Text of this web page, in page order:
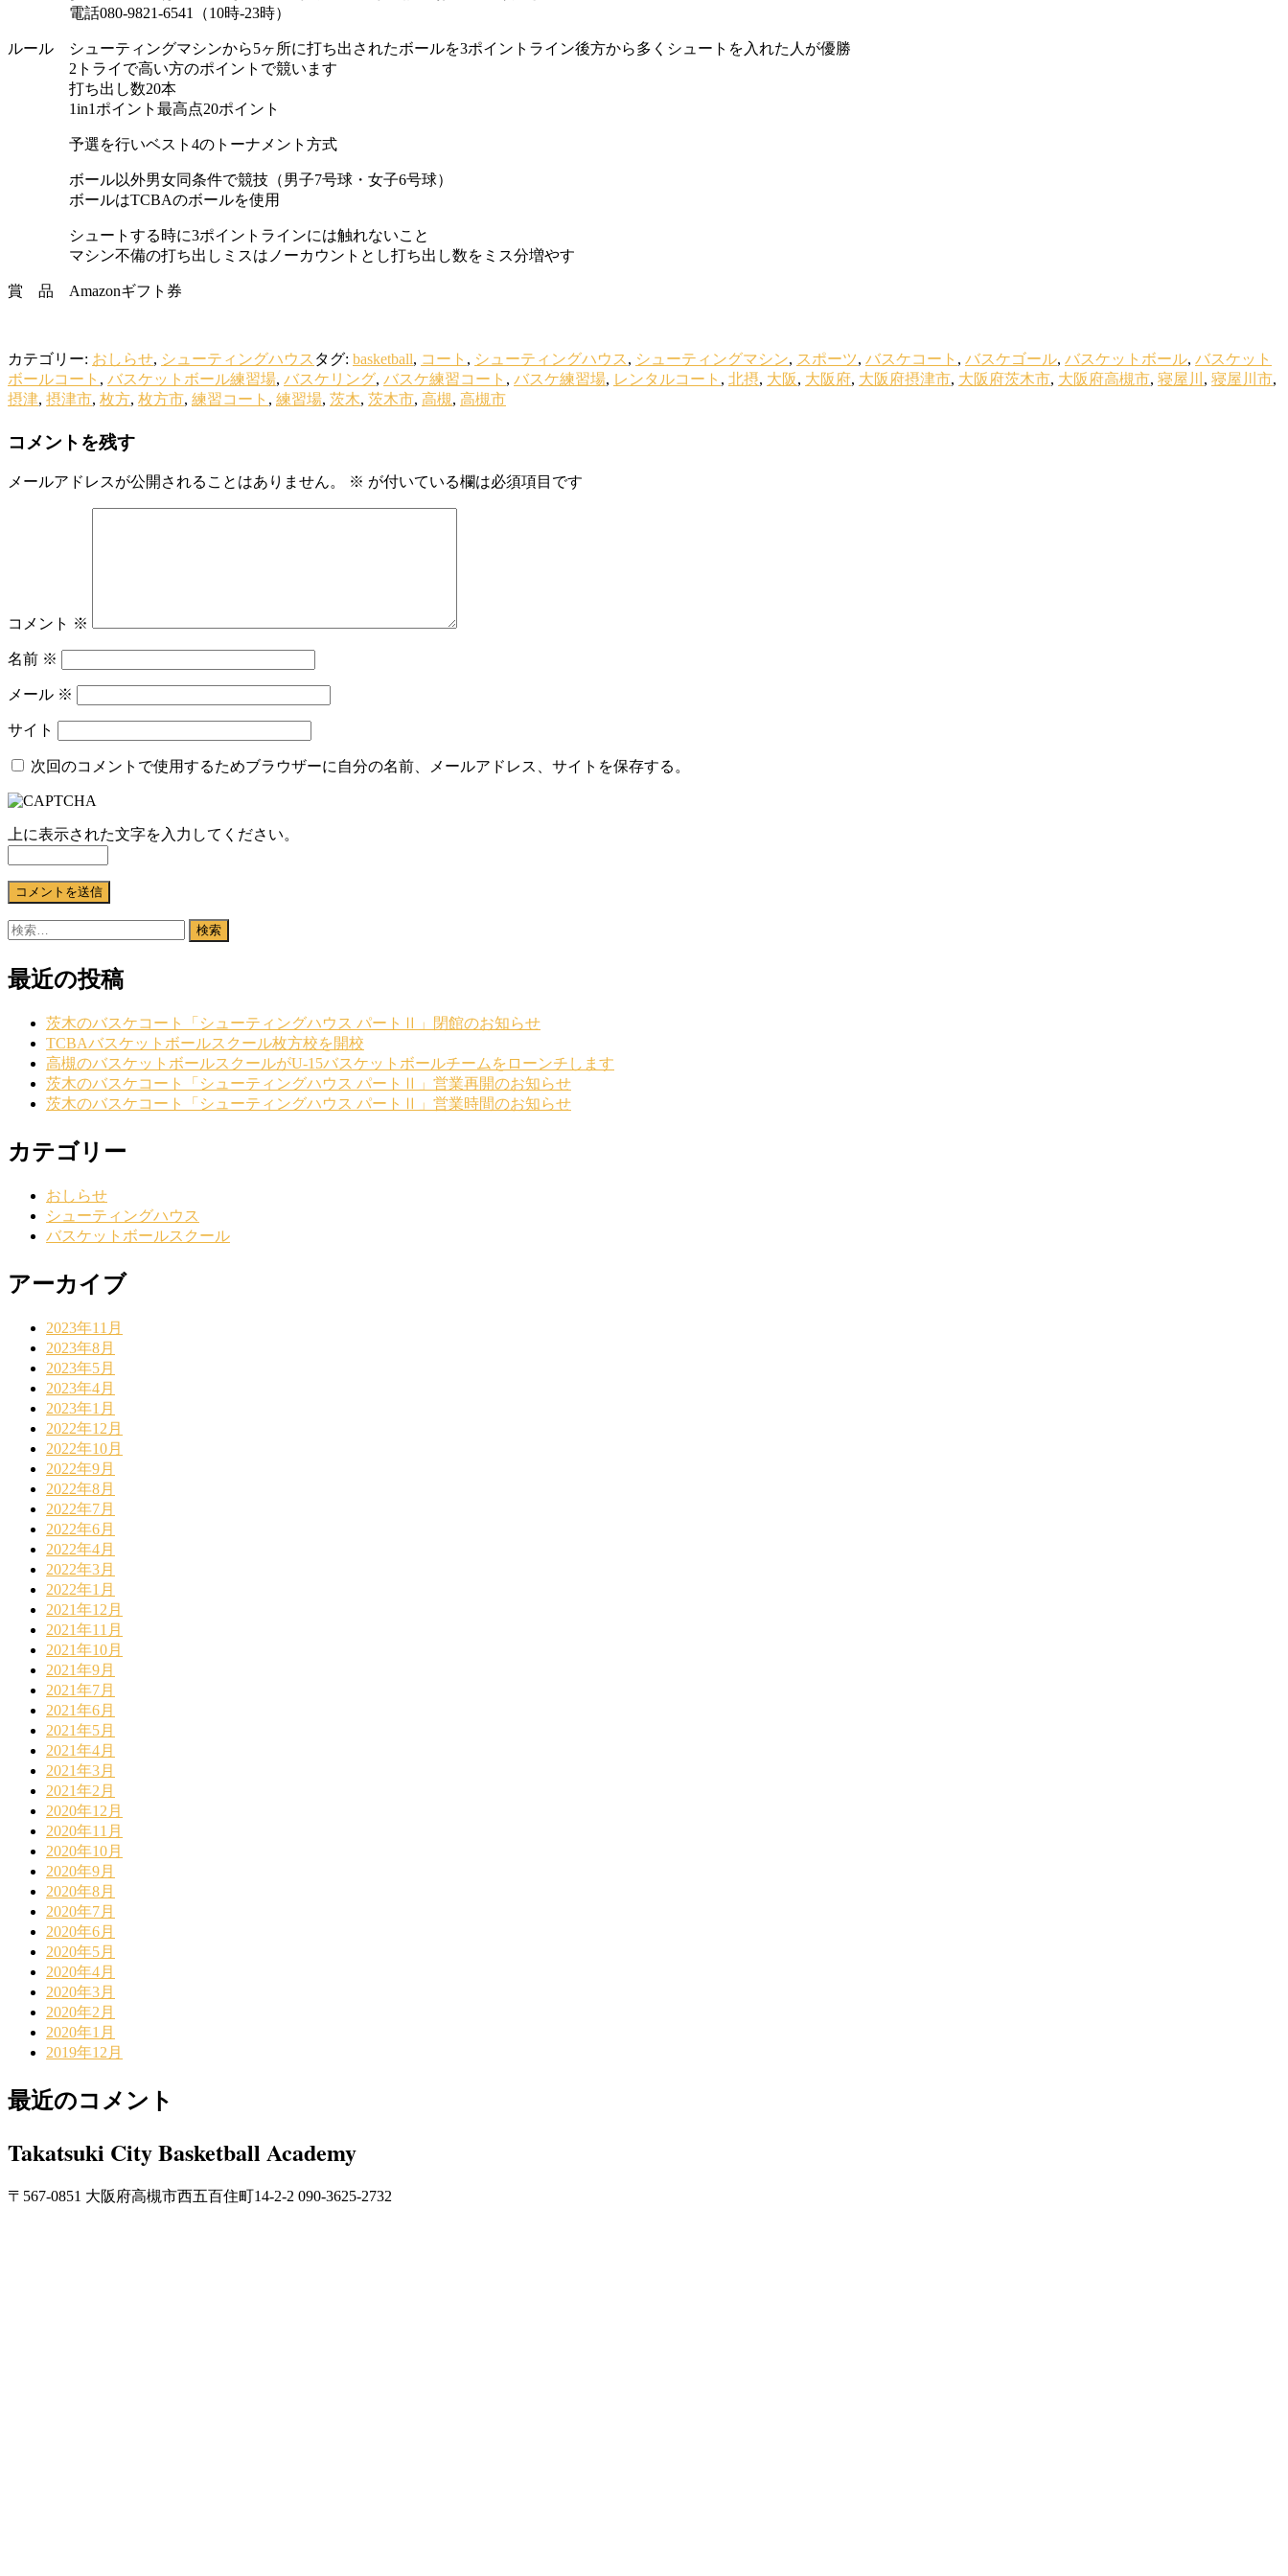
電話080-9821-6541（10時-23時）
ルール シューティングマシンから5ヶ所に打ち出されたボールを3ポイントライン後方から多くシュートを入れた人が優勝
2トライで高い方のポイントで競います
打ち出し数20本
1in1ポイント最高点20ポイント
予選を行いベスト4のトーナメント方式
ボール以外男女同条件で競技（男子7号球・女子6号球）
ボールはTCBAのボールを使用
シュートする時に3ポイントラインには触れないこと
マシン不備の打ち出しミスはノーカウントとし打ち出し数をミス分増やす
賞 品 Amazonギフト券
カテゴリー: おしらせ, シューティングハウス タグ: basketball, コート , シューティングハウス , シューティングマシン, スポーツ, バスケコート , バスケゴール, バスケットボール, バスケット
ボールコート , バスケットボール練習場, バスケリング, バスケ練習コート , バスケ練習場, レンタルコート , 北摂, 大阪, 大阪府, 大阪府摂津市, 大阪府茨木市, 大阪府高槻市, 寝屋川 , 寝屋川市,
摂津, 摂津市, 枚方, 枚方市, 練習コート , 練習場, 茨木, 茨木市, 高槻, 高槻市
コメントを残す
メールアドレスが公開されることはありません。 ※ が付いている欄は必須項目です
コメント ※
名前 ※
メール ※
サイト
次回のコメントで使用するためブラウザーに自分の名前、メールアドレス、サイトを保存する。
上に表示された文字を入力してください。
検
最近の投稿
茨木のバスケコート「シューティングハウス パートⅡ」閉館のお知らせ
TCBAバスケットボールスクール枚方校を開校
高槻のバスケットボールスクールがU-15バスケットボールチームをローンチします
茨木のバスケコート「シューティングハウス パートⅡ」営業再開のお知らせ
茨木のバスケコート「シューティングハウス パートⅡ」営業時間のお知らせ
カテゴリー
おしらせ
シューティングハウス
バスケットボールスクール
アーカイブ
2023年11月
2023年8月
2023年5月
2023年4月
2023年1月
2022年12月
2022年10月
2022年9月
2022年8月
2022年7月
2022年6月
2022年4月
2022年3月
2022年1月
2021年12月
2021年11月
2021年10月
2021年9月
2021年7月
2021年6月
2021年5月
2021年4月
2021年3月
2021年2月
2020年12月
2020年11月
2020年10月
2020年9月
2020年8月
2020年7月
2020年6月
2020年5月
2020年4月
2020年3月
2020年2月
2020年1月
2019年12月
最近のコメント
Takatsuki City Basketball Academy
〒567-0851 大阪府高槻市西五百住町14-2-2 090-3625-2732